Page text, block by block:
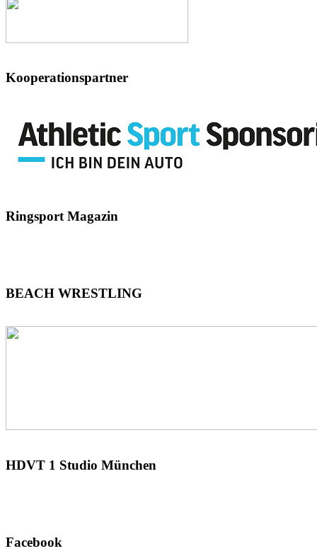
Kooperationspartner
Ringsport Magazin
BEACH WRESTLING
HDVT 1 Studio München
Facebook